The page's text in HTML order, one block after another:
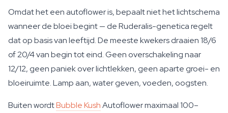
Omdat het een autoflower is, bepaalt niet het lichtschema
wanneer de bloei begint — de Ruderalis-genetica regelt
dat op basis van leeftijd. De meeste kwekers draaien 18/6
of 20/4 van begin tot eind. Geen overschakeling naar
12/12, geen paniek over lichtlekken, geen aparte groei- en
bloeiruimte. Lamp aan, water geven, voeden, oogsten.
Buiten wordtBubble KushAutoflower maximaal 100–